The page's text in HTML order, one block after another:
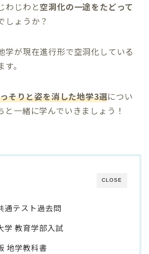
わじわと空洞化の一途をたどって
しょうか？
学が現在進行形で空洞化している
。
そりと姿を消した地学3選につい
と一緒に学んでいきましょう！
CLOSE
テスト過去問
教育学部入試
地学教科書